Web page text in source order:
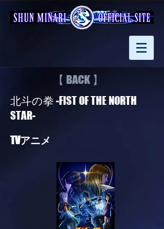
【 BACK 】
北斗の拳 -FIST OF THE NORTH
STAR-
TVアニメ